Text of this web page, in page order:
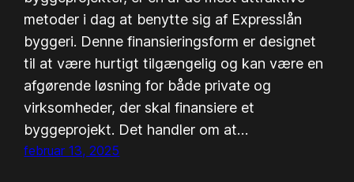
metoder i dag at benytte sig af Expresslån
byggeri. Denne finansieringsform er designet
til at være hurtigt tilgængelig og kan være en
afgørende løsning for både private og
virksomheder, der skal finansiere et
byggeprojekt. Det handler om at…
februar 13, 2025